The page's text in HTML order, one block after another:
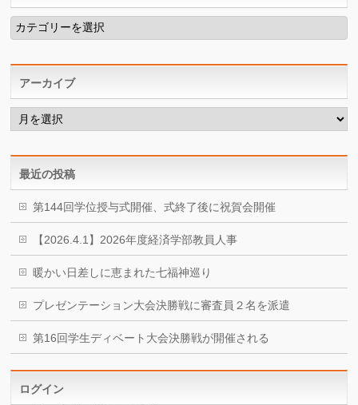
カ
テ
ゴ
アーカイブ
ア
ー
カ
最近の投稿
第144回学位授与式開催、式終了後に祝賀会開催
【2026.4.1】2026年度経済学部教員人事
暖かい日差しに恵まれた七福神巡り
プレゼンテーション大会決勝戦に審査員２名を派遣
第16回学生ディベート大会決勝戦が開催される
ログイン